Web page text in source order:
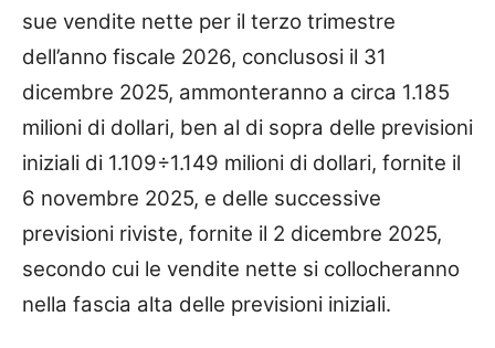
sue vendite nette per il terzo trimestre
dell’anno fiscale 2026, conclusosi il 31
dicembre 2025, ammonteranno a circa 1.185
milioni di dollari, ben al di sopra delle previsioni
iniziali di 1.109÷1.149 milioni di dollari, fornite il
6 novembre 2025, e delle successive
previsioni riviste, fornite il 2 dicembre 2025,
secondo cui le vendite nette si collocheranno
nella fascia alta delle previsioni iniziali.